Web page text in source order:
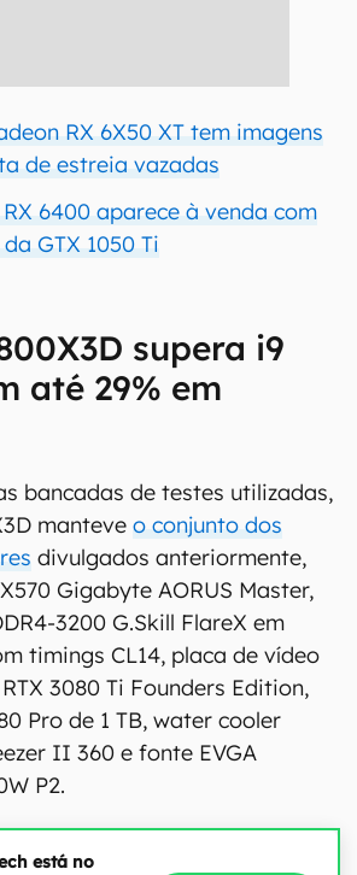
RX 6X50 XT tem imagens
de estreia vazadas
6400 aparece à venda com
GTX 1050 Ti
supera i9
até 29% em
bancadas de testes utilizadas,
manteve o conjunto dos
divulgados anteriormente,
Gigabyte AORUS Master,
3200 G.Skill FlareX em
timings CL14, placa de vídeo
3080 Ti Founders Edition,
Pro de 1 TB, water cooler
II 360 e fonte EVGA
P2.
está no